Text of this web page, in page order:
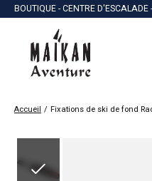
BOUTIQUE - CENTRE
Accueil / Fixations de ski de fond